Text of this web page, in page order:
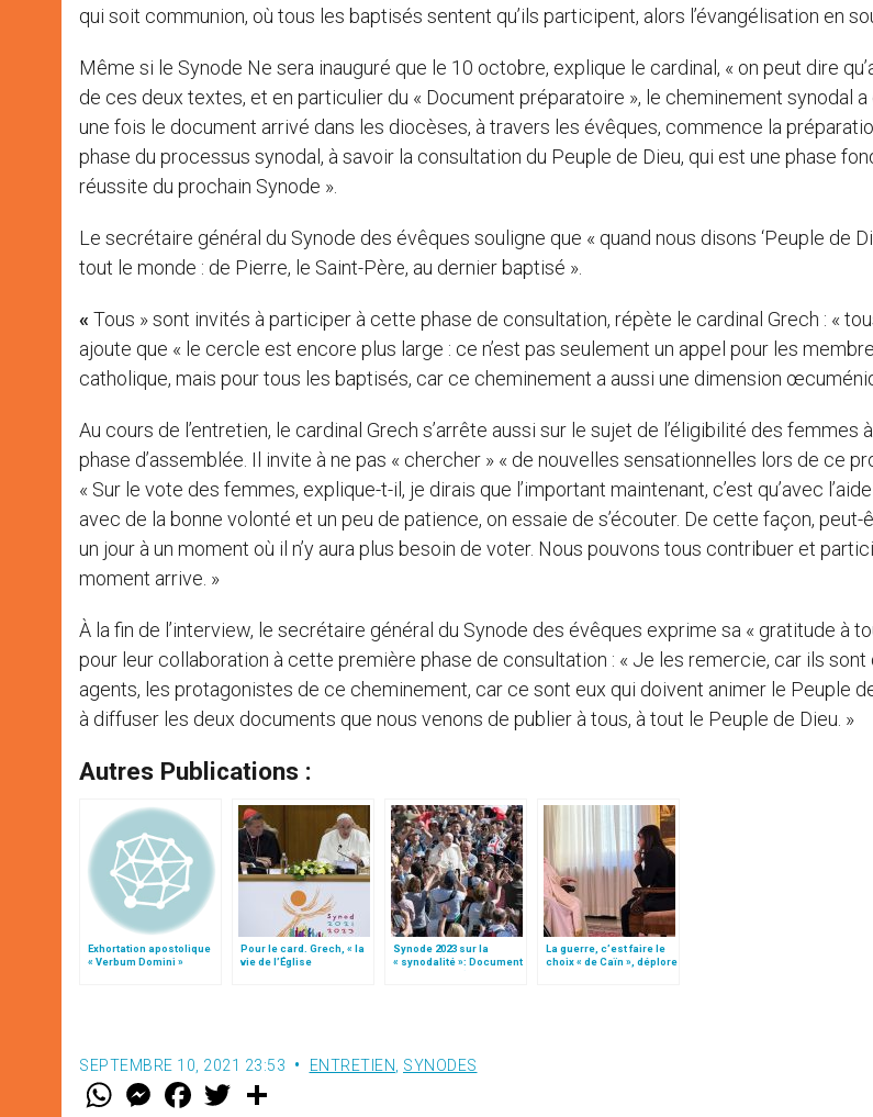
qui soit communion, où tous les baptisés sentent qu’ils participent, alors l’évangélisation en
Même si le Synode Ne sera inauguré que le 10 octobre, explique le cardinal, « on peut dire
de ces deux textes, et en particulier du « Document préparatoire », le cheminement synodal a
une fois le document arrivé dans les diocèses, à travers les évêques, commence la
phase du processus synodal, à savoir la consultation du Peuple de Dieu, qui est une phase
réussite du prochain Synode ».
Le secrétaire général du Synode des évêques souligne que « quand nous disons ‘Peuple de
tout le monde : de Pierre, le Saint-Père, au dernier baptisé ».
« Tous » sont invités à participer à cette phase de consultation, répète le cardinal Grech : «
ajoute que « le cercle est encore plus large : ce n’est pas seulement un appel pour les
catholique, mais pour tous les baptisés, car ce cheminement a aussi une dimension
Au cours de l’entretien, le cardinal Grech s’arrête aussi sur le sujet de l’éligibilité des femmes
phase d’assemblée. Il invite à ne pas « chercher » « de nouvelles sensationnelles lors de ce
« Sur le vote des femmes, explique-t-il, je dirais que l’important maintenant, c’est qu’avec
avec de la bonne volonté et un peu de patience, on essaie de s’écouter. De cette façon, peut-
un jour à un moment où il n’y aura plus besoin de voter. Nous pouvons tous contribuer et
moment arrive. »
À la fin de l’interview, le secrétaire général du Synode des évêques exprime sa « gratitude à
pour leur collaboration à cette première phase de consultation : « Je les remercie, car ils sont
agents, les protagonistes de ce cheminement, car ce sont eux qui doivent animer le Peuple
à diffuser les deux documents que nous venons de publier à tous, à tout le Peuple de Dieu. »
Autres Publications :
Exhortation apostolique
« Verbum Domini »
Pour le card. Grech, « la
vie de l’Église
Synode 2023 sur la
« synodalité »: Document
La guerre, c’est faire le
choix « de Caïn », déplore
SEPTEMBRE 10, 2021 23:53 ENTRETIEN, SYNODES
W M
e
F
a w